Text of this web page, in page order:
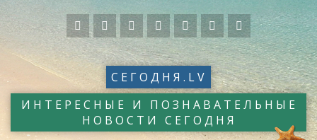
СЕГОДНЯ.LV
ИНТЕРЕСНЫЕ И ПОЗНАВАТЕЛЬНЫЕ
НОВОСТИ СЕГОДНЯ